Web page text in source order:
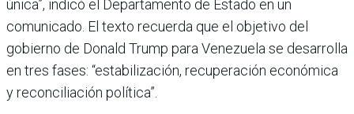
única”, indicó el Departamento de Estado en un
comunicado. El texto recuerda que el objetivo del
gobierno de Donald Trump para Venezuela se desarrolla
en tres fases: “estabilización, recuperación económica
y reconciliación política”.